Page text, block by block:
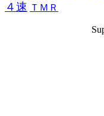
４速 ＴＭＲ